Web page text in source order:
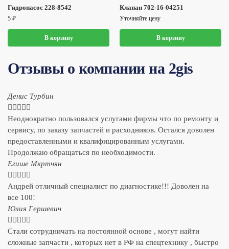
Гидронасос 228-8542
5 ₽
В корзину
Клапан 702-16-04251
Уточняйте цену
В корзину
Отзывы о компании на 2gis
Денис Турбин
    
Неоднократно пользовался услугами фирмы что по ремонту и
сервису, по заказу запчастей и расходников. Остался доволен
предоставленными и квалифицированным услугами.
Продолжаю обращаться по необходимости.
​Егише Мкртчян
    
Андрей отличный специалист по диагностике!!! Доволен на
все 100!
​Юлия Гершевич
    
Стали сотрудничать на постоянной основе , могут найти
сложные запчасти , которых нет в РФ на спецтехнику , быстро